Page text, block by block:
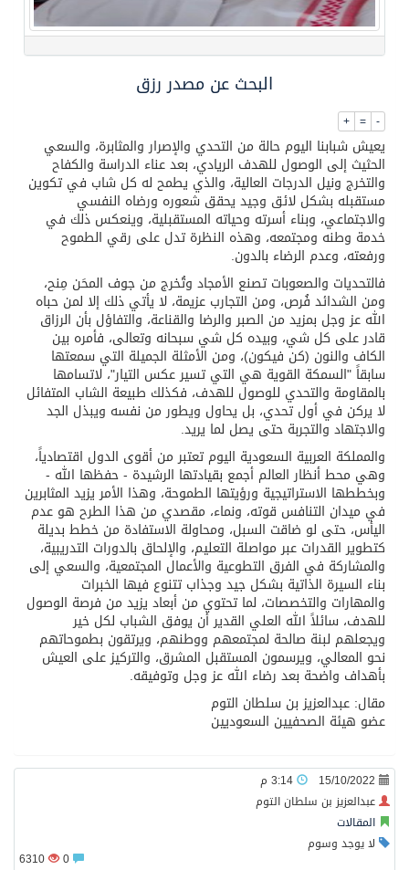
محافظ عفيف يؤدي صلاة عيد الأضحى
البحث عن مصدر رزق
+ = -
يعيش شبابنا اليوم حالة من التحدي والإصرار والمثابرة، والسعي
الحثيث إلى الوصول للهدف الريادي، بعد عناء الدراسة والكفاح
والتخرج ونيل الدرجات العالية، والذي يطمح له كل شاب في تكوين
مستقبله بشكل لائق وجيد يحقق شعوره ورضاه النفسي
والاجتماعي، وبناء أسرته وحياته المستقبلية، وينعكس ذلك في
خدمة وطنه ومجتمعه، وهذه النظرة تدل على رقي الطموح
ورفعته، وعدم الرضاء بالدون.
فالتحديات والصعوبات تصنع الأمجاد وتُخرج من جوف المحَن مِنح،
ومن الشدائد فُرص، ومن التجارب عزيمة، لا يأتي ذلك إلا لمن حباه
الله عز وجل بمزيد من الصبر والرضا والقناعة، والتفاؤل بأن الرزاق
قادر على كل شي، وبيده كل شي سبحانه وتعالى، فأمره بين
الكاف والنون (كن فيكون)، ومن الأمثلة الجميلة التي سمعتها
سابقاً "السمكة القوية هي التي تسير عكس التيار"، لاتسامها
بالمقاومة والتحدي للوصول للهدف، فكذلك طبيعة الشاب المتفائل
لا يركن في أول تحدي، بل يحاول ويطور من نفسه ويبذل الجد
والاجتهاد والتجربة حتى يصل لما يريد.
والمملكة العربية السعودية اليوم تعتبر من أقوى الدول اقتصادياً،
وهي محط أنظار العالم أجمع بقيادتها الرشيدة - حفظها الله -
وبخططها الاستراتيجية ورؤيتها الطموحة، وهذا الأمر يزيد المثابرين
في ميدان التنافس قوته، ونماء، مقصدي من هذا الطرح هو عدم
اليأس، حتى لو ضاقت السبل، ومحاولة الاستفادة من خطط بديلة
كتطوير القدرات عبر مواصلة التعليم، والإلحاق بالدورات التدريبية،
والمشاركة في الفرق التطوعية والأعمال المجتمعية، والسعي إلى
بناء السيرة الذاتية بشكل جيد وجذاب تتنوع فيها الخبرات
والمهارات والتخصصات، لما تحتوي من أبعاد يزيد من فرصة الوصول
للهدف، سائلاً الله العلي القدير أن يوفق الشباب لكل خير
ويجعلهم لبنة صالحة لمجتمعهم ووطنهم، ويرتقون بطموحاتهم
نحو المعالي، ويرسمون المستقبل المشرق، والتركيز على العيش
بأهداف واضحة بعد رضاء الله عز وجل وتوفيقه.
مقال: عبدالعزيز بن سلطان التوم
عضو هيئة الصحفيين السعوديين
15/10/2022
عبدالعزيز بن سلطان التوم
المقالات
لا يوجد وسوم
6310